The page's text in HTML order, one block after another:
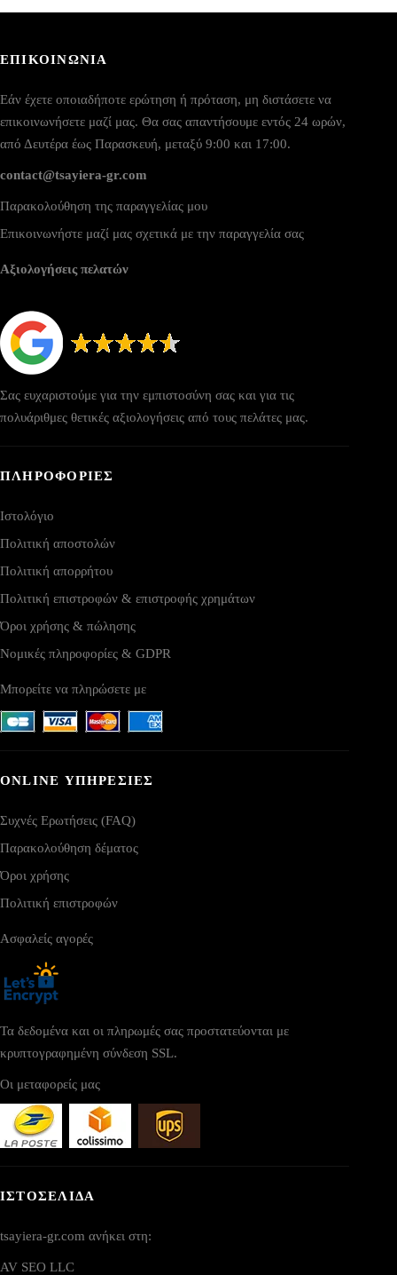
ΕΠΙΚΟΙΝΩΝΙΑ
Εάν έχετε οποιαδήποτε ερώτηση ή πρόταση, μη διστάσετε να
επικοινωνήσετε μαζί μας. Θα σας απαντήσουμε εντός 24 ωρών,
από Δευτέρα έως Παρασκευή, μεταξύ 9:00 και 17:00.
contact@tsayiera-gr.com
Παρακολούθηση της παραγγελίας μου
Επικοινωνήστε μαζί μας σχετικά με την παραγγελία σας
Αξιολογήσεις πελατών
Σας ευχαριστούμε για την εμπιστοσύνη σας και για τις
πολυάριθμες θετικές αξιολογήσεις από τους πελάτες μας.
ΠΛΗΡΟΦΟΡΙΕΣ
Ιστολόγιο
Πολιτική αποστολών
Πολιτική απορρήτου
Πολιτική επιστροφών & επιστροφής χρημάτων
Όροι χρήσης & πώλησης
Νομικές πληροφορίες & GDPR
Μπορείτε να πληρώσετε με
ONLINE ΥΠΗΡΕΣΙΕΣ
Συχνές Ερωτήσεις (FAQ)
Παρακολούθηση δέματος
Όροι χρήσης
Πολιτική επιστροφών
Ασφαλείς αγορές
Τα δεδομένα και οι πληρωμές σας προστατεύονται με
κρυπτογραφημένη σύνδεση SSL.
Οι μεταφορείς μας
ΙΣΤΟΣΕΛΙΔΑ
tsayiera-gr.com ανήκει στη:
AV SEO LLC